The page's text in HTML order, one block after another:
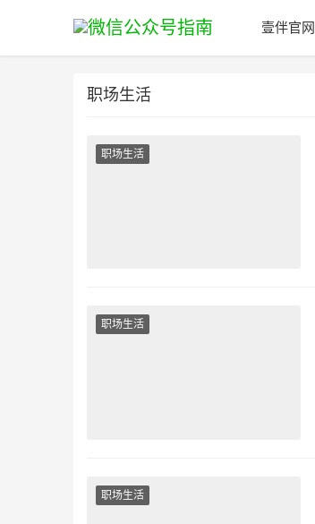
壹伴官网
职场生活
职场生活
职场生活
职场生活